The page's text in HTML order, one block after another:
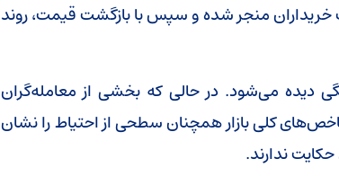
منجر شده و سپس با بازگشت قیمت، روند
دیده می‌شود. در حالی که بخشی از معامله‌گران
کلی بازار همچنان سطحی از احتیاط را نشان
ندارند.